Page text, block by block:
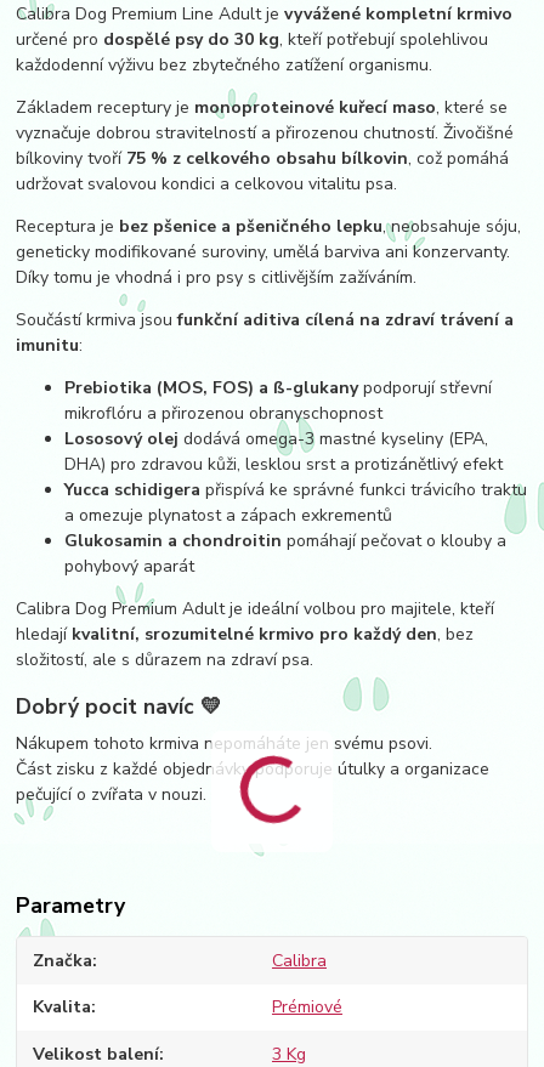
Calibra Dog Premium Line Adult jevyvážené kompletní krmivo
určené pro dospělé psy do 30 kg, kteří potřebují spolehlivou
každodenní výživu bez zbytečného zatížení organismu.
Základem receptury je monoproteinové kuřecí maso, které se
vyznačuje dobrou stravitelností a přirozenou chutností. Živočišné
bílkoviny tvoří 75 % z celkového obsahu bílkovin, což pomáhá
udržovat svalovou kondici a celkovou vitalitu psa.
Receptura je bez pšenice a pšeničného lepku, neobsahuje sóju,
geneticky modifikované suroviny, umělá barviva ani konzervanty.
Díky tomu je vhodná i pro psy s citlivějším zažíváním.
Součástí krmiva jsoufunkční aditiva cílená na zdraví trávení a
imunitu:
Prebiotika (MOS, FOS) a ß-glukanypodporují střevní
mikroflóru a přirozenou obranyschopnost
Lososový olej dodává omega-3 mastné kyseliny (EPA,
DHA) pro zdravou kůži, lesklou srst a protizánětlivý efekt
Yucca schidigera přispívá ke správné funkci trávicího traktu
a omezuje plynatost a zápach exkrementů
Glukosamin a chondroitin pomáhají pečovat o klouby a
pohybový aparát
Calibra Dog Premium Adult je ideální volbou pro majitele, kteří
hledají kvalitní, srozumitelné krmivo pro každý den, bez
složitostí, ale s důrazem na zdraví psa.
Dobrý pocit navíc 💛
Nákupem tohoto krmiva nepomáháte jen svému psovi.
Část zisku z každé objednávky podporuje útulky a organizace
pečující o zvířata v nouzi.
Parametry
Značka Calibra
Kvalita Prémiové
Velikost balení 3 Kg